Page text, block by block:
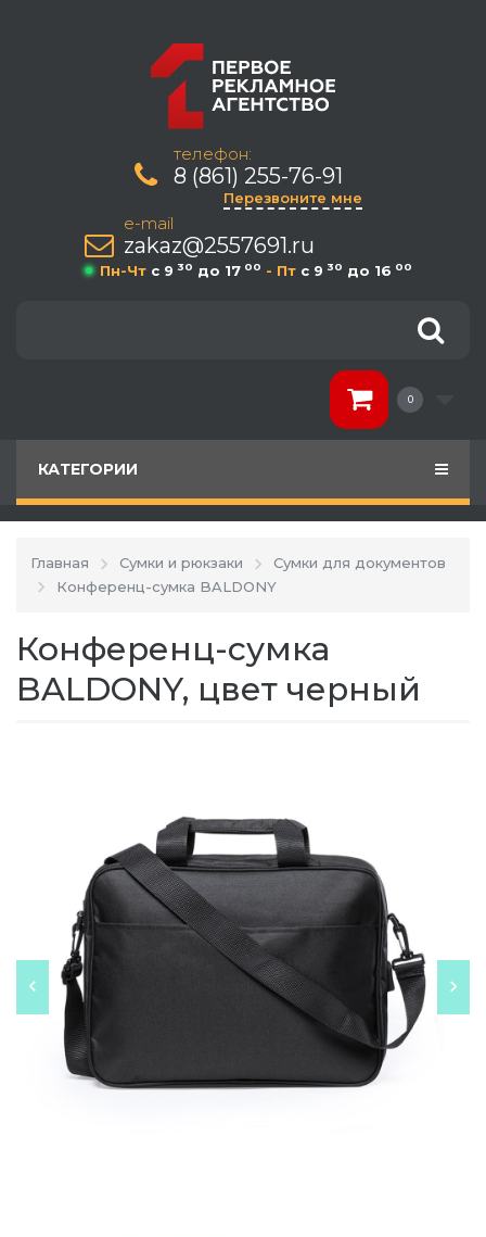
телефон:
8 (861) 255-76-91
Перезвоните мне
e-mail
zakaz@2557691.ru
Пн-Чт c 9 30 до 17 00 - Пт c 9 30 до 16 00
0
КАТЕГОРИИ
Главная Сумки и рюкзаки
Сумки для документов
Конференц-сумка BALDONY
Конференц-сумка
BALDONY, цвет черный